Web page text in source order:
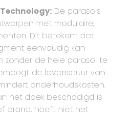
De parasols
met modulaire,
Dit betekent dat
eenvoudig kan
zonder de hele parasol te
de levensduur van
onderhoudskosten.
het doek beschadigd is
brand, hoeft niet het